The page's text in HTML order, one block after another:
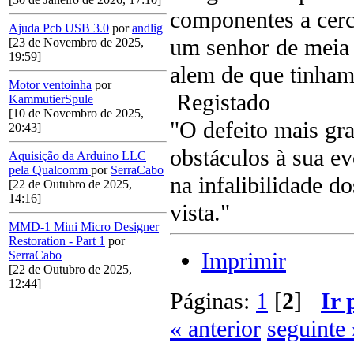
Ajuda Pcb USB 3.0 porandlig
[23 de Novembro de 2025,
19:59]
Motor ventoinha por
KammutierSpule
[10 de Novembro de 2025,
20:43]
Aquisição da Arduino LLC
pela Qualcomm por SerraCabo
[22 de Outubro de 2025,
14:16]
MMD-1 Mini Micro Designer
Restoration - Part 1 por
SerraCabo
[22 de Outubro de 2025,
12:44]
componentes a
um senhor de
alem de que
Registado
"O defeito mais
obstáculos à sua
na infalibilidade
vista."
Imprimir
Páginas: 1 [2] Ir
« anterior seguinte